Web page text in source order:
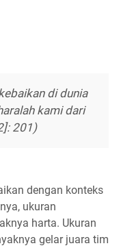
di dunia
kami dari
201)
dengan konteks
ukuran
harta. Ukuran
gelar juara tim